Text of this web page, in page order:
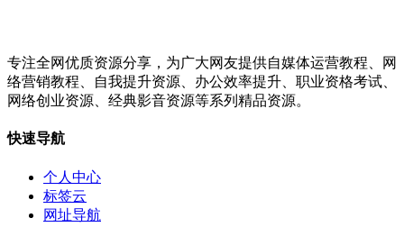
专注全网优质资源分享，为广大网友提供自媒体运营教程、网
络营销教程、自我提升资源、办公效率提升、职业资格考试、
网络创业资源、经典影音资源等系列精品资源。
快速导航
个人中心
标签云
网址导航